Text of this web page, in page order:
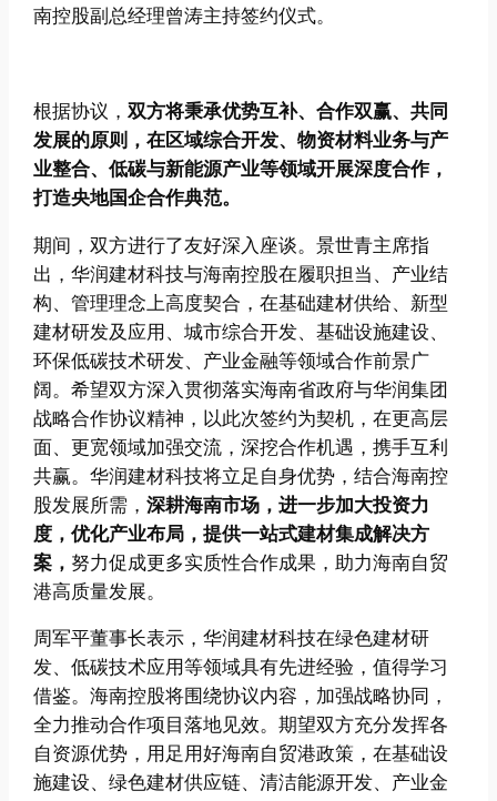
南控股副总经理曾涛主持签约仪式。
根据协议，双方将秉承优势互补、合作双赢、共同
发展的原则，在区域综合开发、物资材料业务与产
业整合、低碳与新能源产业等领域开展深度合作，
打造央地国企合作典范。
期间，双方进行了友好深入座谈。景世青主席指
出，华润建材科技与海南控股在履职担当、产业结
构、管理理念上高度契合，在基础建材供给、新型
建材研发及应用、城市综合开发、基础设施建设、
环保低碳技术研发、产业金融等领域合作前景广
阔。希望双方深入贯彻落实海南省政府与华润集团
战略合作协议精神，以此次签约为契机，在更高层
面、更宽领域加强交流，深挖合作机遇，携手互利
共赢。华润建材科技将立足自身优势，结合海南控
股发展所需，深耕海南市场，进一步加大投资力
度，优化产业布局，提供一站式建材集成解决方
案， 努力促成更多实质性合作成果，助力海南自贸
港高质量发展。
周军平董事长表示，华润建材科技在绿色建材研
发、低碳技术应用等领域具有先进经验，值得学习
借鉴。海南控股将围绕协议内容，加强战略协同，
全力推动合作项目落地见效。期望双方充分发挥各
自资源优势，用足用好海南自贸港政策，在基础设
施建设、绿色建材供应链、清洁能源开发、产业金